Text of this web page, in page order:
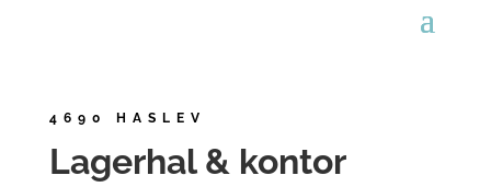
4690 HASLEV
Lagerhal & kontor